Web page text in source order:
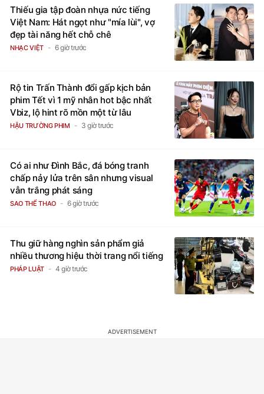
Thiếu gia tập đoàn nhựa nức tiếng
Việt Nam: Hát ngọt như "mía lùi", vợ
đẹp tài năng hết chỗ chê
NHẠC VIỆT 6 giờ trước
Rộ tin Trấn Thành đổi gấp kịch bản
phim Tết vì 1 mỹ nhân hot bậc nhất
Vbiz, lộ hint rõ mồn một từ lâu
HẬU TRƯỜNG PHIM 3 giờ trước
Có ai như Đình Bắc, đá bóng tranh
chấp nảy lửa trên sân nhưng visual
vẫn trắng phát sáng
SAO THỂ THAO 6 giờ trước
Thu giữ hàng nghìn sản phẩm giả
nhiều thương hiệu thời trang nổi tiếng
PHÁP LUẬT 4 giờ trước